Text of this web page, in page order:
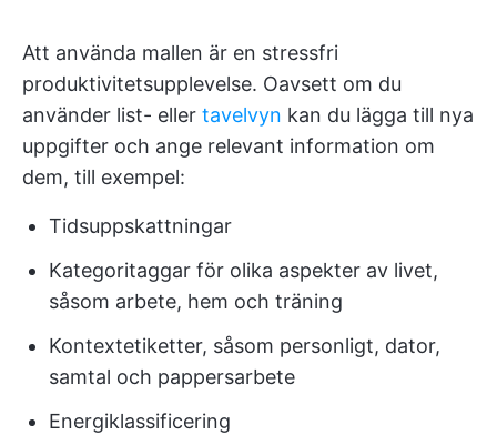
Att använda mallen är en stressfri
produktivitetsupplevelse. Oavsett om du
använder list- eller tavelvyn kan du lägga till nya
uppgifter och ange relevant information om
dem, till exempel:
Tidsuppskattningar
Kategoritaggar för olika aspekter av livet,
såsom arbete, hem och träning
Kontextetiketter, såsom personligt, dator,
samtal och pappersarbete
Energiklassificering